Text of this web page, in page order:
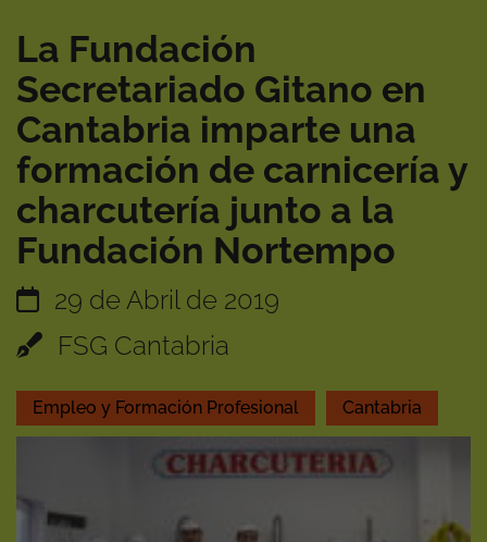
La Fundación
Secretariado Gitano en
Cantabria imparte una
formación de carnicería y
charcutería junto a la
Fundación Nortempo
29 de Abril de 2019
FSG Cantabria
Empleo y Formación Profesional Cantabria